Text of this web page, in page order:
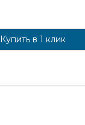
Купить в 1 клик